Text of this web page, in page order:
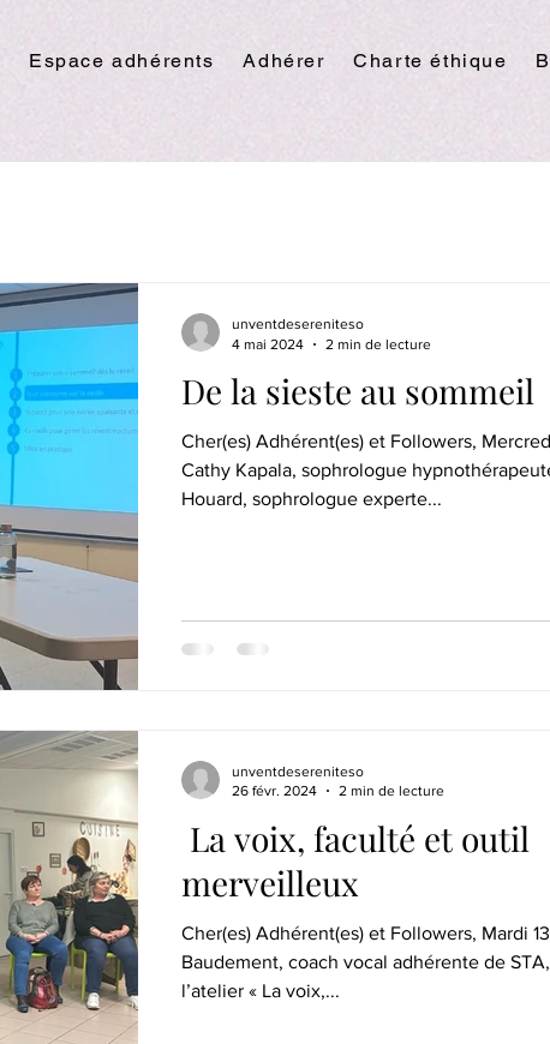
Espace adhérents Adhérer Charte éthique
De la sieste au sommeil
Cher(es) Adhérent(es) et Followers,
Cathy Kapala, sophrologue
Houard, sophrologue experte...
unventdesereniteso
4 mai 2024
2 min de lecture
La voix, faculté et outil
merveilleux
Cher(es) Adhérent(es) et Followers, Mardi
Baudement, coach vocal adhérente de
l’atelier « La voix,...
unventdesereniteso
26 févr. 2024
2 min de lecture